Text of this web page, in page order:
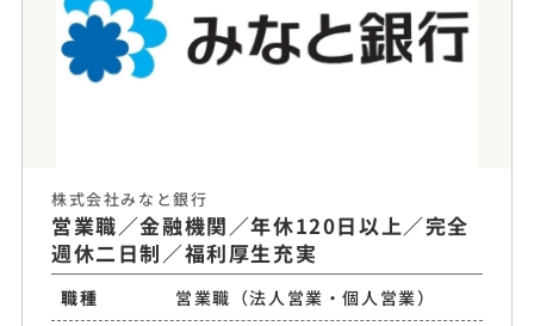
株式会社みなと銀行
営業職／金融機関／年休120日以上／完全
週休二日制／福利厚生充実
職種
営業職（法人営業・個人営業）